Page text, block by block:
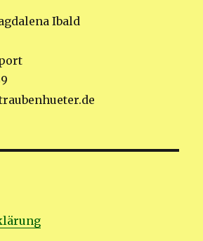
Ibald